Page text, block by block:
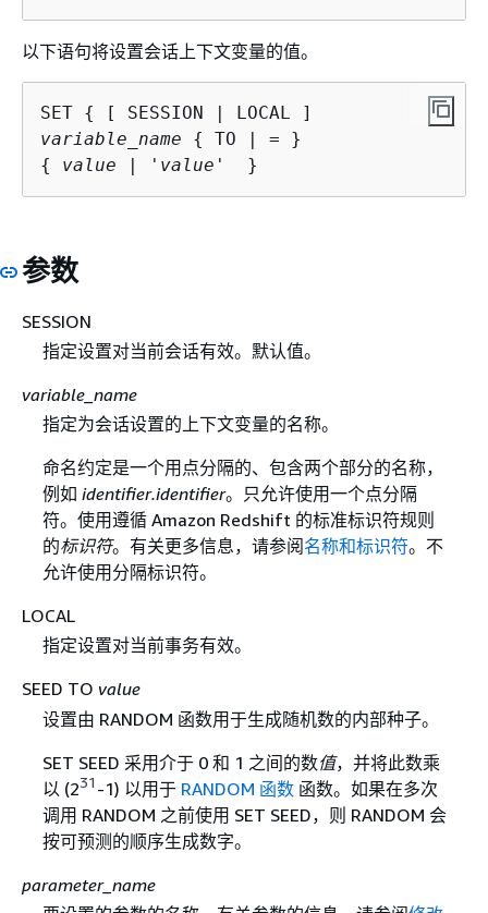
以下语句将设置会话上下文变量的值。
SET {
variable_name
{
{
value | ' value '  }
参数
SESSION
指定设置对当前会话有效。默认值。
variable_name
指定为会话设置的上下文变量的名称。
命名约定是一个用点分隔的、包含两个部分的名称，
例如 identifier.identifier。只允许使用一个点分隔
符。使用遵循 Amazon Redshift 的标准标识符规则
的标识符。有关更多信息，请参阅名称和标识符。不
允许使用分隔标识符。
LOCAL
指定设置对当前事务有效。
SEED TO value
设置由 RANDOM 函数用于生成随机数的内部种子。
SET SEED 采用介于 0 和 1 之间的数值，并将此数乘
以 (231 -1) 以用于 RANDOM 函数函数。如果在多次
调用 RANDOM 之前使用 SET SEED，则 RANDOM 会
按可预测的顺序生成数字。
parameter_name